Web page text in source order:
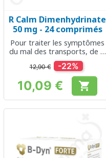
R Calm Dimenhydrinate
50 mg - 24 comprimés
Pour traiter les symptômes
du mal des transports, de la
nausée et des
vomissements
12,90 € -22%
Prix
10,09 € 